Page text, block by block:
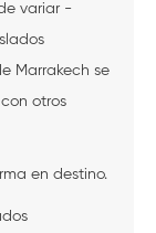
variar -
Marrakech se
otros
en destino.